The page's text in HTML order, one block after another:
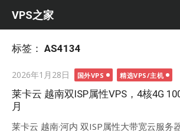
VPS之家
标签： AS4134
Posted
on
2026年1月28日 国外VPS 精选VPS/主机
莱卡云 越南双ISP属性VPS，4核4G
月
莱卡云 越南·河内 双ISP属性大带宽云服务